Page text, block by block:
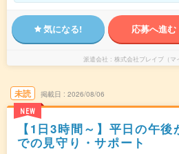
気になる! 応募へ進む
派遣会社 株式会社ブレイブ（マ
未読
NEW
掲載日 2026/08/06
【1日3時間～】平日の午
での見守り・サポート